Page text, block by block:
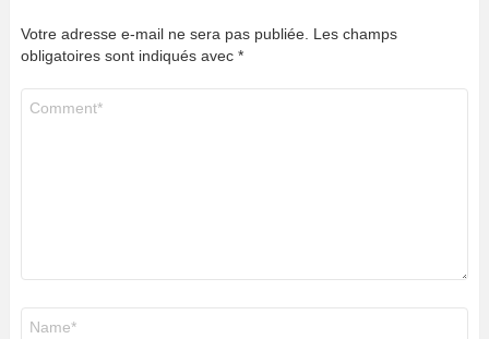
Votre adresse e-mail ne sera pas publiée. Les champs
obligatoires sont indiqués avec *